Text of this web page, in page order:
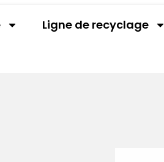
Ligne de recyclage